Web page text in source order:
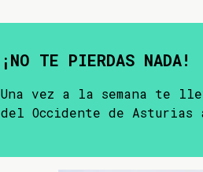
¡NO TE PIERDAS NADA!
Una vez a la semana te
del Occidente de Asturias